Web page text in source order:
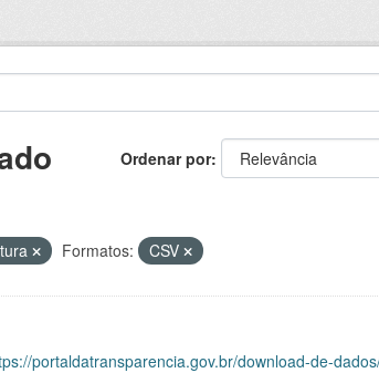
Ordenar por
Formatos: CSV
portaldatransparencia.gov.br/download-de-